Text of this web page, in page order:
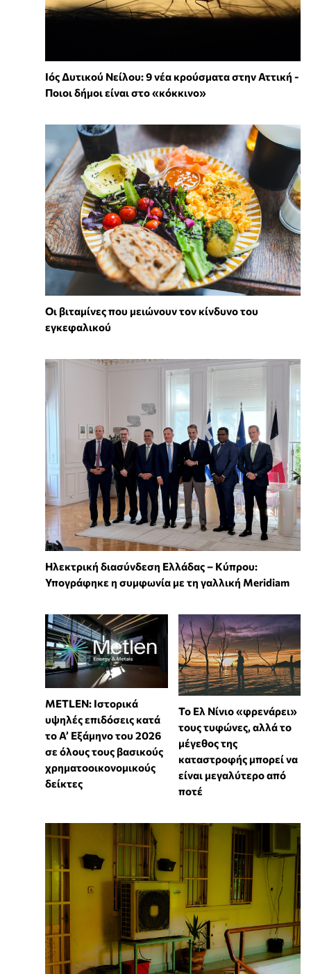
Ιός Δυτικού Νείλου: 9 νέα κρούσματα στην Αττική -
Ποιοι δήμοι είναι στο «κόκκινο»
Οι βιταμίνες που μειώνουν τον κίνδυνο του
εγκεφαλικού
Ηλεκτρική διασύνδεση Ελλάδας – Κύπρου:
Υπογράφηκε η συμφωνία με τη γαλλική Meridiam
METLEN: Ιστορικά
υψηλές επιδόσεις κατά
το Α’ Εξάμηνο του 2026
σε όλους τους βασικούς
χρηματοοικονομικούς
δείκτες
Το Ελ Νίνιο «φρενάρει»
τους τυφώνες, αλλά το
μέγεθος της
καταστροφής μπορεί να
είναι μεγαλύτερο από
ποτέ